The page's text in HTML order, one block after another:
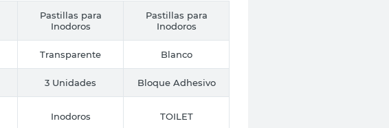
Pastillas para
Inodoros
Pastillas para
Inodoros
Transparente Blanco
3 Unidades Bloque Adhesivo
Inodoros TOILET